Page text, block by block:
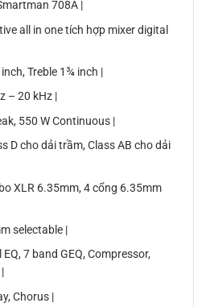
708A |
all in one tích hợp mixer digital
Treble 1¾ inch |
– 20 kHz |
550 W Continuous |
D cho dải trầm, Class AB cho dải
XLR 6.35mm, 4 cổng 6.35mm
selectable |
7 band GEQ, Compressor,
Chorus |